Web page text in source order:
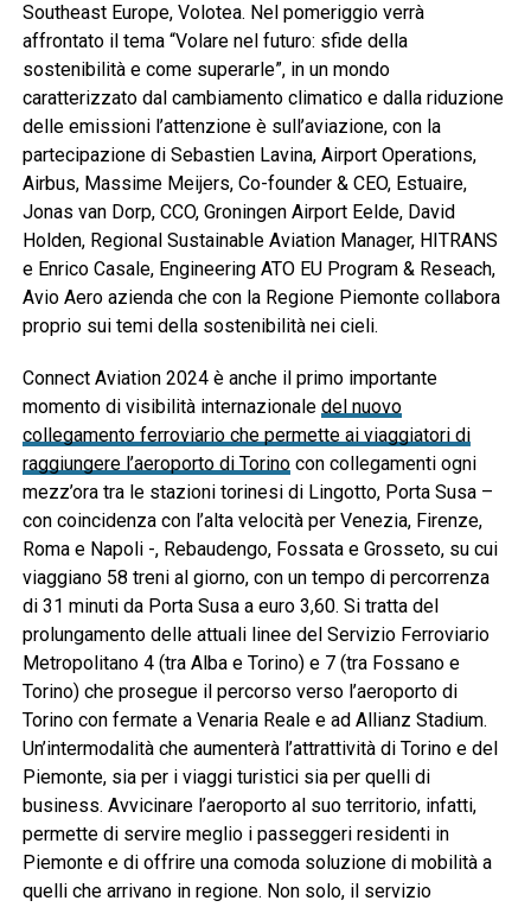
Southeast Europe, Volotea. Nel pomeriggio verrà
affrontato il tema “Volare nel futuro: sfide della
sostenibilità e come superarle”, in un mondo
caratterizzato dal cambiamento climatico e dalla riduzione
delle emissioni l’attenzione è sull’aviazione, con la
partecipazione di Sebastien Lavina, Airport Operations,
Airbus, Massime Meijers, Co-founder & CEO, Estuaire,
Jonas van Dorp, CCO, Groningen Airport Eelde, David
Holden, Regional Sustainable Aviation Manager, HITRANS
e Enrico Casale, Engineering ATO EU Program & Reseach,
Avio Aero azienda che con la Regione Piemonte collabora
proprio sui temi della sostenibilità nei cieli.
Connect Aviation 2024 è anche il primo importante
momento di visibilità internazionale del nuovo
collegamento ferroviario che permette ai viaggiatori di
raggiungere l’aeroporto di Torinocon collegamenti ogni
mezz’ora tra le stazioni torinesi di Lingotto, Porta Susa –
con coincidenza con l’alta velocità per Venezia, Firenze,
Roma e Napoli -, Rebaudengo, Fossata e Grosseto, su cui
viaggiano 58 treni al giorno, con un tempo di percorrenza
di 31 minuti da Porta Susa a euro 3,60. Si tratta del
prolungamento delle attuali linee del Servizio Ferroviario
Metropolitano 4 (tra Alba e Torino) e 7 (tra Fossano e
Torino) che prosegue il percorso verso l’aeroporto di
Torino con fermate a Venaria Reale e ad Allianz Stadium.
Un’intermodalità che aumenterà l’attrattività di Torino e del
Piemonte, sia per i viaggi turistici sia per quelli di
business. Avvicinare l’aeroporto al suo territorio, infatti,
permette di servire meglio i passeggeri residenti in
Piemonte e di offrire una comoda soluzione di mobilità a
quelli che arrivano in regione. Non solo, il servizio